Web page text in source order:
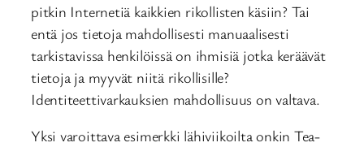
pitkin Internetiä kaikkien rikollisten käsiin? Tai
entä jos tietoja mahdollisesti manuaalisesti
tarkistavissa henkilöissä on ihmisiä jotka keräävät
tietoja ja myyvät niitä rikollisille?
Identiteettivarkauksien mahdollisuus on valtava.
Yksi varoittava esimerkki lähiviikoilta onkin Tea-